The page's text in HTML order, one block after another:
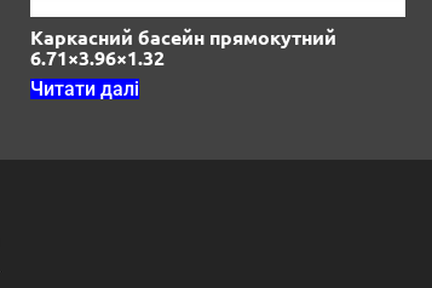
Каркасний басейн прямокутний
6.71×3.96×1.32
Читати далі